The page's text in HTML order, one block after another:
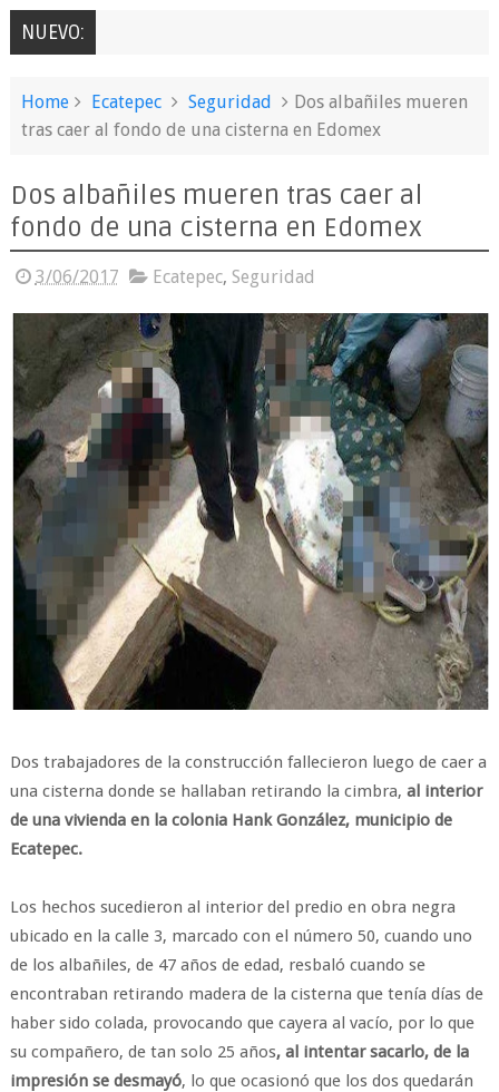
NUEVO:
Home Ecatepec Seguridad
Dos albañiles mueren
tras caer al fondo de una cisterna en Edomex
Dos albañiles mueren tras caer al
fondo de una cisterna en Edomex
3/06/2017 Ecatepec, Seguridad
Dos trabajadores de la construcción fallecieron luego de caer a
una cisterna donde se hallaban retirando la cimbra, al interior
de una vivienda en la colonia Hank González, municipio de
Ecatepec.
Los hechos sucedieron al interior del predio en obra negra
ubicado en la calle 3, marcado con el número 50, cuando uno
de los albañiles, de 47 años de edad, resbaló cuando se
encontraban retirando madera de la cisterna que tenía días de
haber sido colada, provocando que cayera al vacío, por lo que
su compañero, de tan solo 25 años, al intentar sacarlo, de la
impresión se desmayó, lo que ocasionó que los dos quedarán